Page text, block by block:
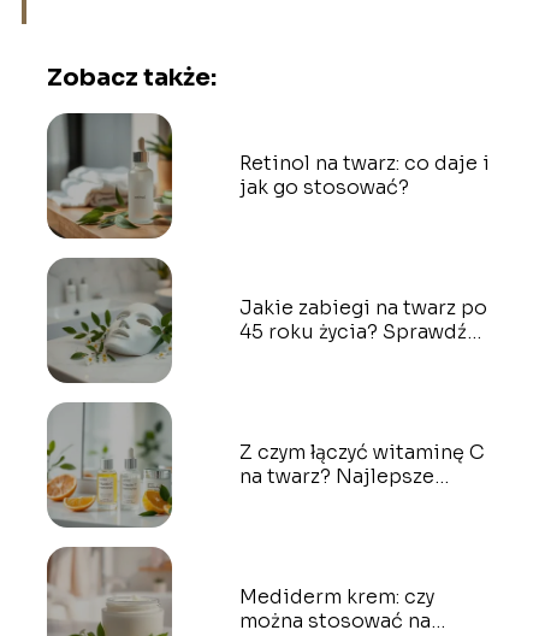
Zobacz także:
Retinol na twarz: co daje i
jak go stosować?
Jakie zabiegi na twarz po
45 roku życia? Sprawdź
Z czym łączyć witaminę C
na twarz? Najlepsze
Mediderm krem: czy
można stosować na